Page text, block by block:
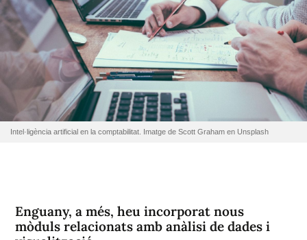
Intel·ligència artificial en la comptabilitat. Imatge de Scott Graham en Unsplash
Enguany, a més, heu incorporat nous
mòduls relacionats amb anàlisi de dades i